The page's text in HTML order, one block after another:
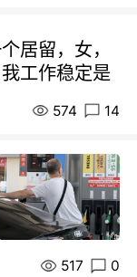
居留，女，
工作稳定是
574 14
517 0